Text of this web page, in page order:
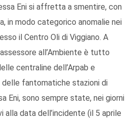
Eni si affretta a smentire, con
in modo categorico anomalie nei
il Centro Oli di Viggiano. A
all’Ambiente è tutto
centraline dell’Arpab e
delle fantomatiche stazioni di
Eni, sono sempre state, nei giorni
data dell’incidente (il 5 aprile